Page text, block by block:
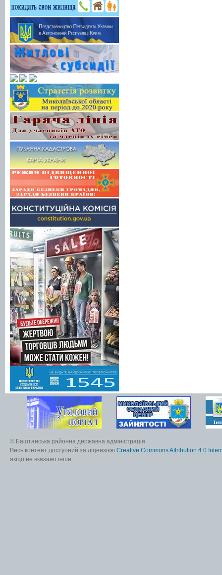
© Баштанська районна державна адміністрація
Весь контент доступний за ліцензією Creative Commons Attribution 4.0
якщо не вказано інше